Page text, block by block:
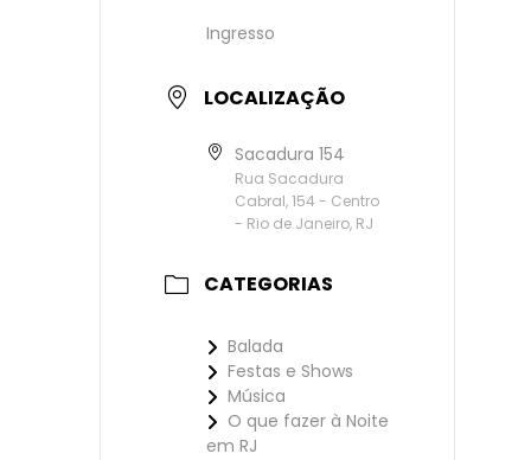
Ingresso
LOCALIZAÇÃO
Sacadura 154
Rua Sacadura
Cabral, 154 - Centro
- Rio de Janeiro, RJ
CATEGORIAS
Balada
Festas e Shows
Música
O que fazer à Noite
em RJ